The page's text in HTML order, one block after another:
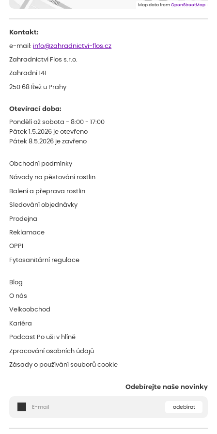
Map data fromOpenStreetMap
Kontakt:
e-mail: info@zahradnictvi-flos.cz
Zahradnictví Flos s.r.o.
Zahradní 141
250 68 Řež u Prahy
Otevírací doba:
Pondělí až sobota - 8:00 - 17:00
Pátek 1.5.2026 je otevřeno
Pátek 8.5.2026 je zavřeno
Obchodní podmínky
Návody na pěstování rostlin
Balení a přeprava rostlin
Sledování objednávky
Prodejna
Reklamace
OPPI
Fytosanitární regulace
Blog
O nás
Velkoobchod
Kariéra
Podcast Po uši v hlíně
Zpracování osobních údajů
Zásady o používání souborů cookie
Odebírejte naše novinky
odebírat